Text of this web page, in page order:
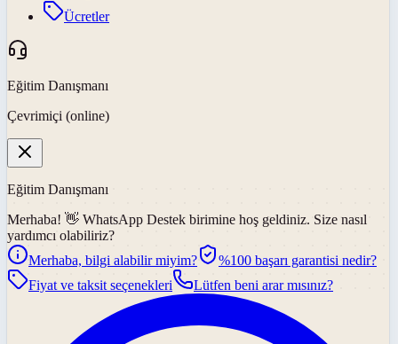
Ücretler
Eğitim Danışmanı
Çevrimiçi (online)
Eğitim Danışmanı
Merhaba! 👋 WhatsApp Destek birimine hoş geldiniz. Size nasıl
yardımcı olabiliriz?
Merhaba, bilgi alabilir miyim?
%100 başarı garantisi nedir?
Fiyat ve taksit seçenekleri
Lütfen beni arar mısınız?